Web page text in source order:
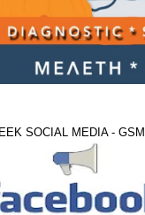
SOCIAL MEDIA - GSM